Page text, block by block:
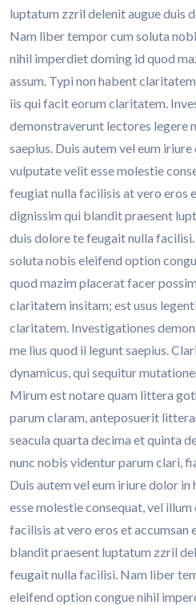
luptatum zzril delenit augue duis
Nam liber tempor cum soluta
nihil imperdiet doming id quod
assum. Typi non habent
iis qui facit eorum claritatem.
demonstraverunt lectores legere
saepius. Duis autem vel eum
vulputate velit esse molestie
feugiat nulla facilisis at vero eros
dignissim qui blandit praesent
duis dolore te feugait nulla
soluta nobis eleifend option
quod mazim placerat facer
claritatem insitam; est usus
claritatem. Investigationes
me lius quod ii legunt saepius.
dynamicus, qui sequitur
Mirum est notare quam littera
parum claram, anteposuerit
seacula quarta decima et quinta
nunc nobis videntur parum clari,
Duis autem vel eum iriure dolor
esse molestie consequat, vel
facilisis at vero eros et accumsan
blandit praesent luptatum zzril
feugait nulla facilisi. Nam liber
eleifend option congue nihil